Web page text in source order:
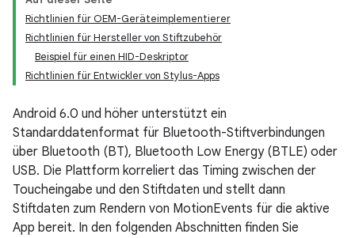
Richtlinien für OEM-Geräteimplementierer
Richtlinien für Hersteller von Stiftzubehör
Beispiel für einen HID-Deskriptor
Richtlinien für Entwickler von Stylus-Apps
Android 6.0 und höher unterstützt ein
Standarddatenformat für Bluetooth-Stiftverbindungen
über Bluetooth (BT), Bluetooth Low Energy (BTLE) oder
USB. Die Plattform korreliert das Timing zwischen der
Toucheingabe und den Stiftdaten und stellt dann
Stiftdaten zum Rendern von MotionEvents für die aktive
App bereit. In den folgenden Abschnitten finden Sie